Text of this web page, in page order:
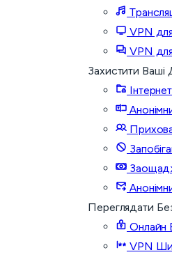
VPN
VPN
Захистити Ваші
Переглядати
Онлайн
VPN